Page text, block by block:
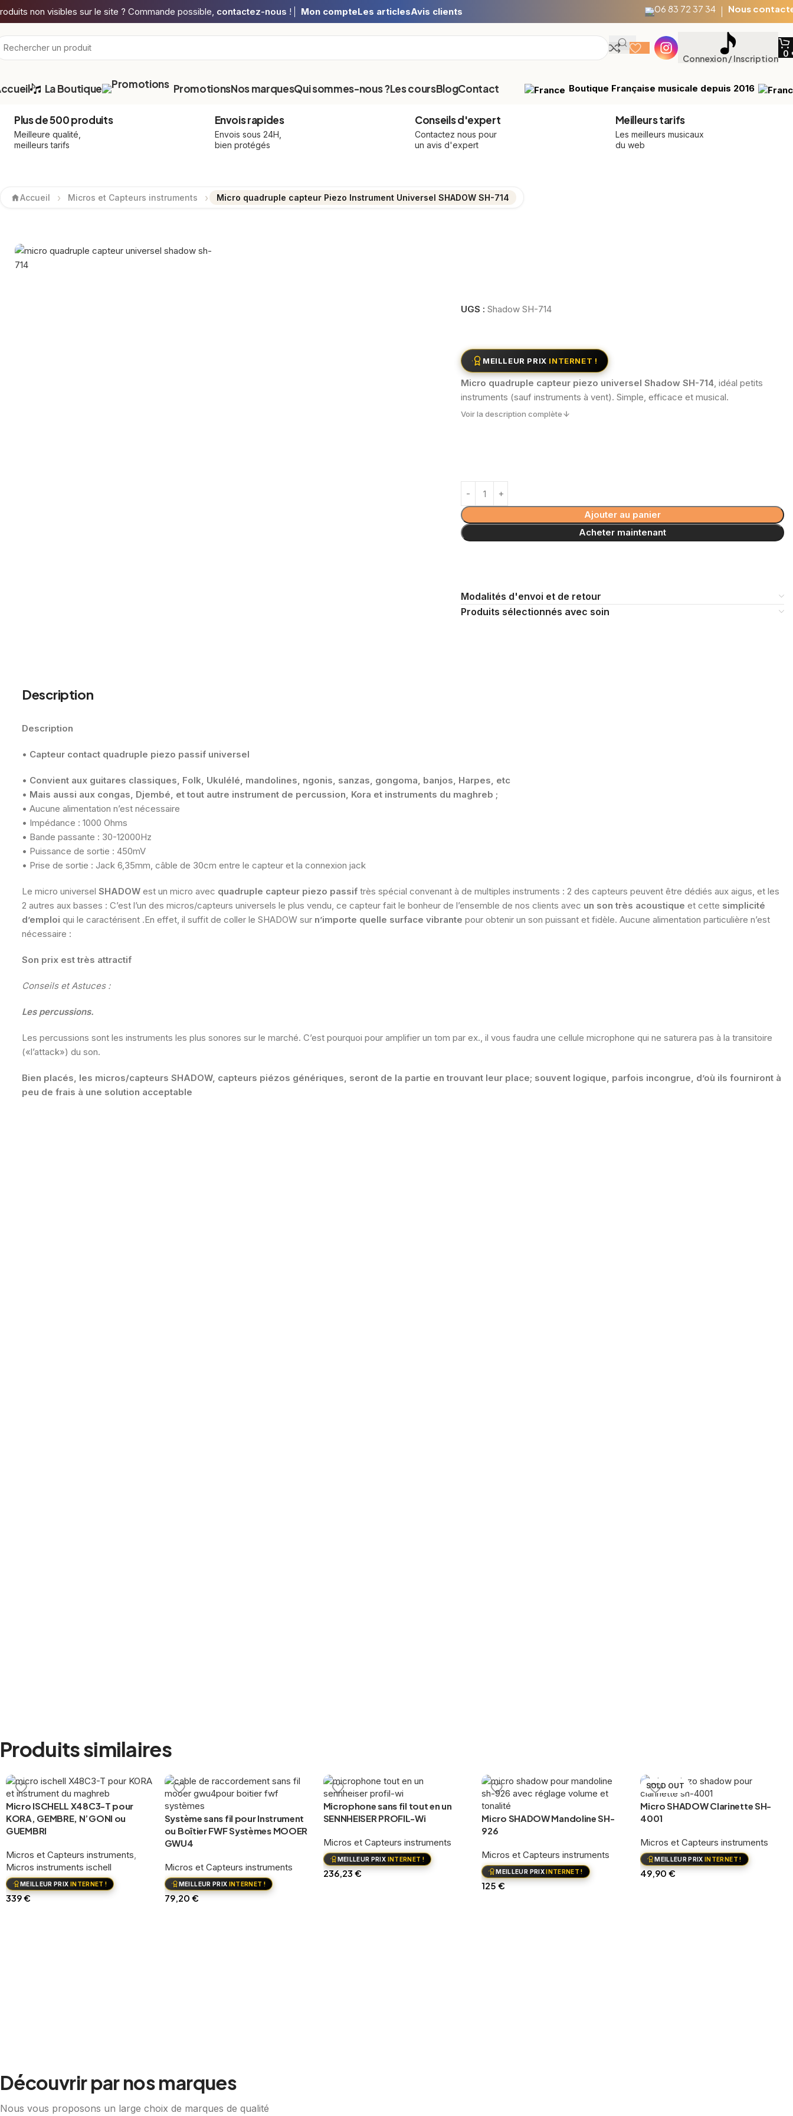
non visibles sur le site ? Commande possible, contactez-nous ! Mon compteLes articlesAvis clients 06 83 72 37 34 Nous
Connexion / Inscription 0
La Boutique PromotionsNos marquesQui sommes-nous ?Les coursBlogContact Boutique Française musicale depuis 2016
Plus de 500 produits
Meilleure qualité,
meilleurs tarifs
Envois rapides
Envois sous 24H,
bien protégés
Conseils d'expert
Contactez nous pour
un avis d'expert
Meilleurs tarifs
Les meilleurs musicaux
du web
Accueil Micros et Capteurs instruments Micro quadruple capteur Piezo Instrument Universel SHADOW SH-714
UGS :Shadow SH-714
MEILLEUR PRIX INTERNET !
Micro quadruple capteur piezo universel Shadow SH-714, idéal petits
instruments (sauf instruments à vent). Simple, efficace et musical.
Voir la description complète
Ajouter au panier
Acheter maintenant
Modalités d'envoi et de retour
Produits sélectionnés avec soin
Description
Description
• Capteur contact quadruple piezo passif universel
• Convient aux guitares classiques, Folk, Ukulélé, mandolines, ngonis, sanzas, gongoma, banjos, Harpes, etc
• Mais aussi aux congas, Djembé, et tout autre instrument de percussion, Kora et instruments du maghreb ;
• Aucune alimentation n’est nécessaire
• Impédance : 1000 Ohms
• Bande passante : 30-12000Hz
• Puissance de sortie : 450mV
• Prise de sortie : Jack 6,35mm, câble de 30cm entre le capteur et la connexion jack
Le micro universel SHADOW est un micro avec quadruple capteur piezo passif très spécial convenant à de multiples instruments : 2 des capteurs peuvent être dédiés aux aigus, et les
2 autres aux basses : C’est l’un des micros/capteurs universels le plus vendu, ce capteur fait le bonheur de l’ensemble de nos clients avec un son très acoustique et cette simplicité
d’emploi qui le caractérisent .En effet, il suffit de coller le SHADOW sur n’importe quelle surface vibrante pour obtenir un son puissant et fidèle. Aucune alimentation particulière n’est
nécessaire :
Son prix est très attractif
Conseils et Astuces :
Les percussions.
Les percussions sont les instruments les plus sonores sur le marché. C’est pourquoi pour amplifier un tom par ex., il vous faudra une cellule microphone qui ne saturera pas à la transitoire
(«l’attack») du son.
Bien placés, les micros/capteurs SHADOW, capteurs piézos génériques, seront de la partie en trouvant leur place; souvent logique, parfois incongrue, d’où ils fourniront à
peu de frais à une solution acceptable
Produits similaires
Micro ISCHELL X48C3-T pour
KORA, GEMBRE, N’GONI ou
GUEMBRI
Micros et Capteurs instruments,
Micros instruments ischell
MEILLEUR PRIX INTERNET !
339€
Système sans fil pour Instrument
ou Boîtier FWF Systèmes MOOER
GWU4
Micros et Capteurs instruments
MEILLEUR PRIX INTERNET !
79,20€
Microphone sans fil tout en un
SENNHEISER PROFIL-Wi
Micros et Capteurs instruments
MEILLEUR PRIX INTERNET !
236,23€
Micro SHADOW Mandoline SH-
926
Micros et Capteurs instruments
MEILLEUR PRIXINTERNET !
125€
SOLD OUT
Micro SHADOW Clarinette SH-
4001
Micros et Capteurs instruments
MEILLEUR PRIXINTERNET !
49,90€
Découvrir par nos marques
Nous vous proposons un large choix de marques de qualité